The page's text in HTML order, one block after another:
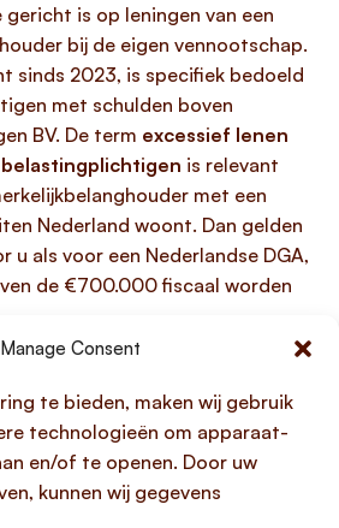
Manage Consent
te bieden, maken wij gebruik
technologieën om apparaat-
en/of te openen. Door uw
kunnen wij gegevens
gericht is op leningen van een
bij de eigen vennootschap.
sinds 2023, is specifiek bedoeld
met schulden boven
BV. De term excessief lenen
is relevant
met een
Nederland woont. Dan gelden
u als voor een Nederlandse DGA,
de €700.000 fiscaal worden
afgesloten bij een externe
gebruikt voor consumptieve
financiering van een vakantiehuis
dergelijke externe leningen
de Wet excessief lenen niet; u
uw eigen vennootschap. Hoewel